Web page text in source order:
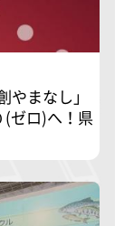
まなし」
ゼロ)へ！県